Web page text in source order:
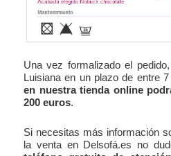
Una vez formalizado el
Luisiana en un plazo de entre
en nuestra tienda online
200 euros.
Si necesitas más información
la venta en Delsofá.es no